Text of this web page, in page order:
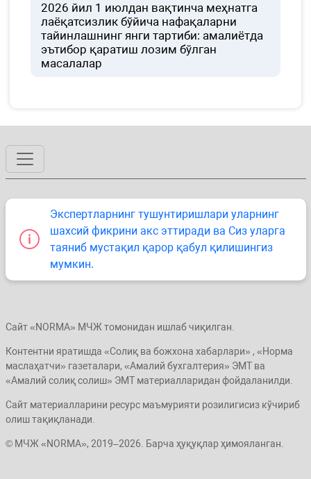
2026 йил 1 июлдан вақтинча меҳнатга
лаёқатсизлик бўйича нафақаларни
тайинлашнинг янги тартиби: амалиётда
эътибор қаратиш лозим бўлган
масалалар
Экспертларнинг тушунтиришлари уларнинг
шахсий фикрини акс эттиради ва Сиз уларга
таяниб мустақил қарор қабул қилишингиз
мумкин.
Сайт «NORMA» МЧЖ томонидан ишлаб чиқилган.
Контентни яратишда «Солиқ ва божхона хабарлари» , «Норма
маслаҳатчи» газеталари, «Амалий бухгалтерия» ЭМТ ва
«Амалий солиқ солиш» ЭМТ материалларидан фойдаланилди.
Сайт материалларини ресурс маъмурияти розилигисиз кўчириб
олиш тақиқланади.
© МЧЖ «NORMA», 2019–2026. Барча ҳуқуқлар ҳимояланган.